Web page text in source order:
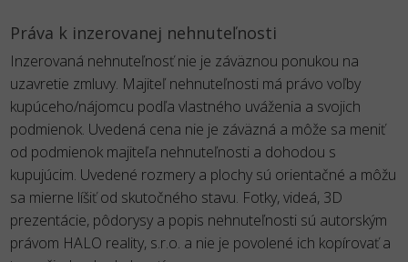
Práva k inzerovanej nehnuteľnosti
Inzerovaná nehnuteľnosť nie je záväznou ponukou na
uzavretie zmluvy. Majiteľ nehnuteľnosti má právo voľby
kupúceho/nájomcu podľa vlastného uváženia a svojich
podmienok. Uvedená cena nie je záväzná a môže sa meniť
od podmienok majiteľa nehnuteľnosti a dohodou s
kupujúcim. Uvedené rozmery a plochy sú orientačné a môžu
sa mierne líšiť od skutočného stavu. Fotky, videá, 3D
prezentácie, pôdorysy a popis nehnuteľnosti sú autorským
právom HALO reality, s.r.o. a nie je povolené ich kopírovať a